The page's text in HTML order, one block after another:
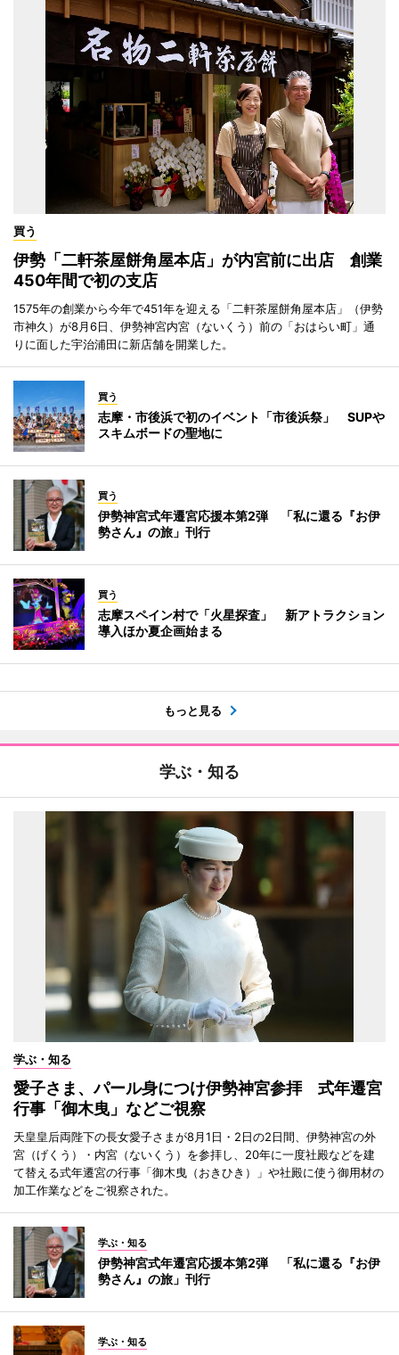
買う
伊勢「二軒茶屋餅角屋本店」が内宮前に出店 創業
450年間で初の支店
1575年の創業から今年で451年を迎える「二軒茶屋餅角屋本店」（伊勢
市神久）が8月6日、伊勢神宮内宮（ないくう）前の「おはらい町」通
りに面した宇治浦田に新店舗を開業した。
買う
志摩・市後浜で初のイベント「市後浜祭」 SUPや
スキムボードの聖地に
買う
伊勢神宮式年遷宮応援本第2弾 「私に還る『お伊
勢さん』の旅」刊行
買う
志摩スペイン村で「火星探査」 新アトラクション
導入ほか夏企画始まる
もっと見る
学ぶ・知る
学ぶ・知る
愛子さま、パール身につけ伊勢神宮参拝 式年遷宮
行事「御木曳」などご視察
天皇皇后両陛下の長女愛子さまが8月1日・2日の2日間、伊勢神宮の外
宮（げくう）・内宮（ないくう）を参拝し、20年に一度社殿などを建
て替える式年遷宮の行事「御木曳（おきひき）」や社殿に使う御用材の
加工作業などをご視察された。
学ぶ・知る
伊勢神宮式年遷宮応援本第2弾 「私に還る『お伊
勢さん』の旅」刊行
学ぶ・知る